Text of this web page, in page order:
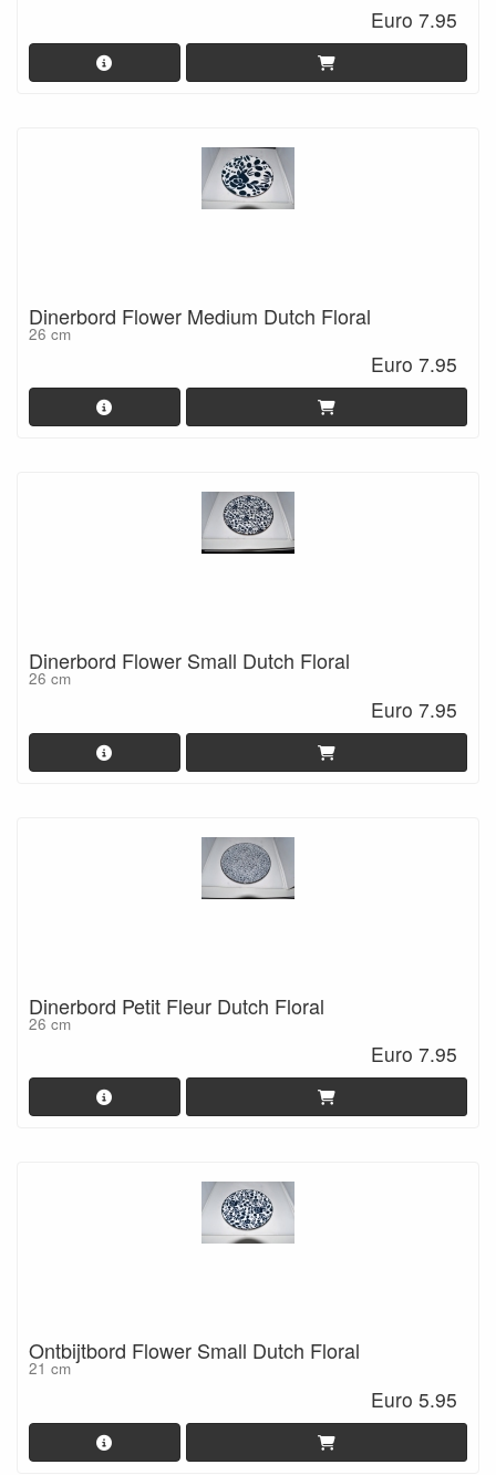
Euro 7.95
Dinerbord Flower Medium Dutch Floral
26 cm
Euro 7.95
Dinerbord Flower Small Dutch Floral
26 cm
Euro 7.95
Dinerbord Petit Fleur Dutch Floral
26 cm
Euro 7.95
Ontbijtbord Flower Small Dutch Floral
21 cm
Euro 5.95